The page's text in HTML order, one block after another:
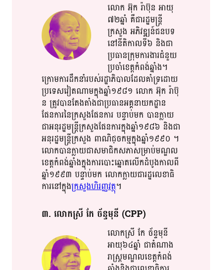
លោក​ អ៊ុ​ក​ រ៉ា​ប៊ុ​ន​ អាយុ​​
៧២​​ឆ្នាំ​ គឺ​​ជា​​រដ្ឋមន្រ្តី​
ក្រសួង​ អភិវឌ្ឍន៍​ជនបទ​
នៅ​​នីតិកាល​​ទី​​៦​​ និង​ជា​
ប្រធាន​ក្រុម​​ការ​​ងារ​​​ជំនួយ​​
ប្រចាំ​​ខេត្ត​​កំពង់ឆ្នាំង​​។​​​​​​
ក្រោម​ការ​​ដឹកនាំ​​របស់​​រដ្ឋាភិបាល​ដែល​គាំទ្រ​ដោយ​
ប្រទេស​​វៀតណាម​​ក្នុង​ឆ្នាំ១៩៨១​ លោក​ អ៊ុ​ក​ រ៉ា​ប៊ុ​
ន​ ត្រូវ​​បាន​តែងតាំង​ជា​ប្រធាន​អគ្គ​នា​​យក​​ដ្ឋាន​​
ផែនការ​នៃ​​ក្រសួងផែនការ​ បន្ទាប់មក​ បាន​​ក្លាយ​​
ជា​អនុរដ្ឋ​មន្រ្តី​​ក្រ​​សួង​​ផែន​​ការ​ក្នុង​ឆ្នាំ១៩៨៦​ និង​ជា​
អនុរដ្ឋ​មន្រ្តី​ក្រសួង​​ ពាណិជ្​ចក​ម្ម​ក្នុង​​ឆ្នាំ​​១៩៩០​ ។​
លោក​​បាន​​ក្លាយ​​ជា​​សមាជិក​​សភា​​សម្រាប់​​មណ្ឌល​
ខេត្ត​​កំ​​ពង់​​ឆ្នាំង​​​ក្នុង​​ការ​​បោះឆ្នោត​​លើក​​ដំបូង​​កាល​​ពី​​​
ឆ្នាំ​​១៩៩៣​ បន្ទាប់មក​ លោក​​ក្លាយ​​ជារ​ដ្ឋ​លេខាធិ
ការ​នៅក្នុង​ក្រសួងហិរញ្ញវត្ថុ​។​​
៣​. លោកស្រី​ កែ​ ច័ន្ទ​​មុនី​ (CPP)
លោកស្រី​ កែ​ ច័ន្ទ​មុនី​
អាយុ៦៤ឆ្នាំ​ ជា​តំណាង​
រាស្រ្ត​​មណ្ឌល​ខេត្ត​កំពង់